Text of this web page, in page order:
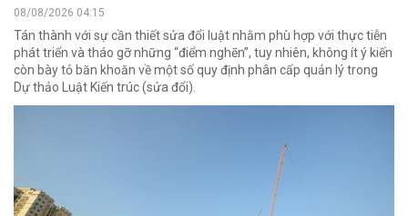
08/08/2026 04:15
Tán thành với sự cần thiết sửa đổi luật nhằm phù hợp với thực tiễn
phát triển và tháo gỡ những “điểm nghẽn”, tuy nhiên, không ít ý kiến
còn bày tỏ băn khoăn về một số quy định phân cấp quản lý trong
Dự thảo Luật Kiến trúc (sửa đổi).